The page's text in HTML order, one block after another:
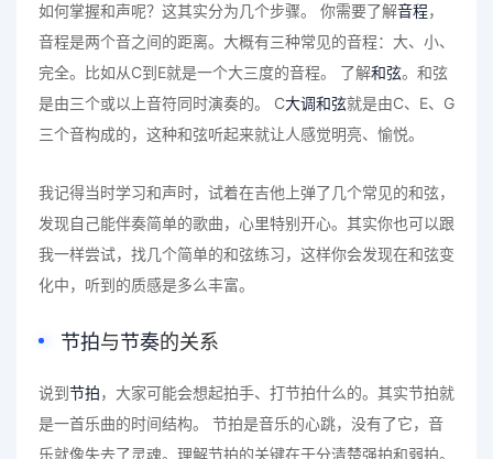
如何掌握和声呢？这其实分为几个步骤。 你需要了解音程，
音程是两个音之间的距离。大概有三种常见的音程：大、小、
完全。比如从C到E就是一个大三度的音程。 了解和弦。和弦
是由三个或以上音符同时演奏的。 C大调和弦就是由C、E、G
三个音构成的，这种和弦听起来就让人感觉明亮、愉悦。
我记得当时学习和声时，试着在吉他上弹了几个常见的和弦，
发现自己能伴奏简单的歌曲，心里特别开心。其实你也可以跟
我一样尝试，找几个简单的和弦练习，这样你会发现在和弦变
化中，听到的质感是多么丰富。
节拍与节奏的关系
说到节拍，大家可能会想起拍手、打节拍什么的。其实节拍就
是一首乐曲的时间结构。 节拍是音乐的心跳，没有了它，音
乐就像失去了灵魂。理解节拍的关键在于分清楚强拍和弱拍。